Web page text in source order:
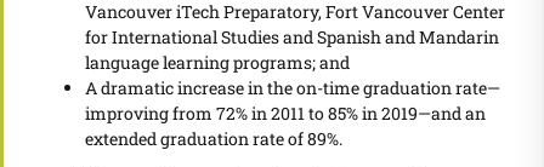
Vancouver iTech Preparatory, Fort Vancouver Center
for International Studies and Spanish and Mandarin
language learning programs; and
A dramatic increase in the on-time graduation rate—
improving from 72% in 2011 to 85% in 2019—and an
extended graduation rate of 89%.